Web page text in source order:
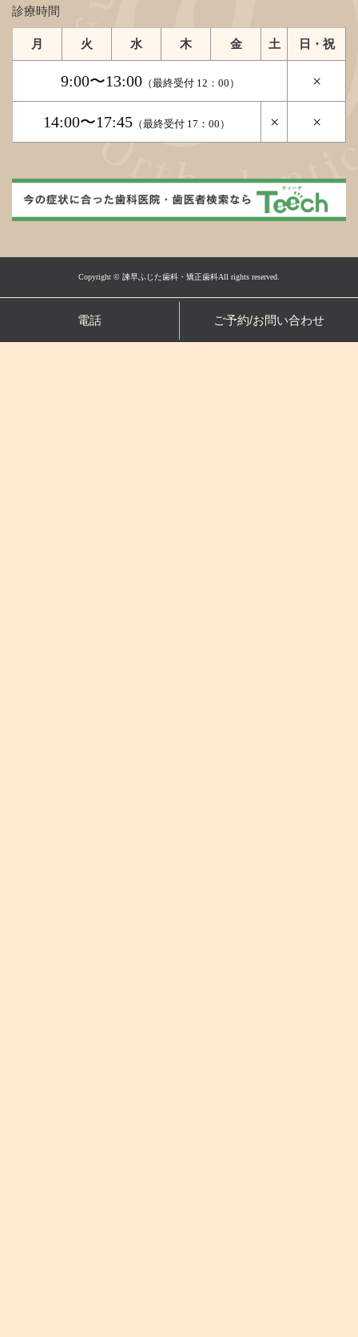
診療時間
月 火 水 木 金 土 日・祝
9:00〜13:00（最終受付 12：00） ×
14:00〜17:45 （最終受付 17：00） × ×
Copyright © 諫早ふじた歯科・矯正歯科All rights reserved.
電話 ご予約/お問い合わせ